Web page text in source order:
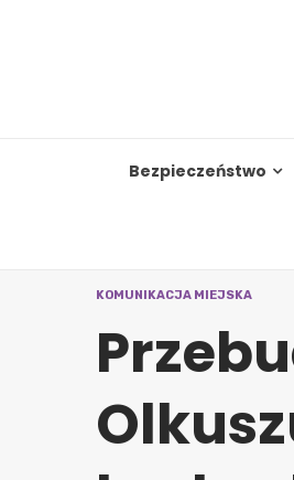
Bezpieczeństwo
KOMUNIKACJA MIEJSKA